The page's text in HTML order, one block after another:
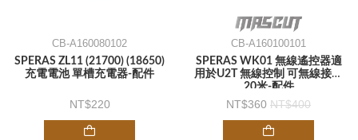
CB-A160080102
SPERAS ZL11 (21700) (18650)
充電電池 單槽充電器-配件
220
CB-A160100101
SPERAS WK01 無線遙控器適
用於U2T 無線控制 可無線接收
20米-配件
360 400